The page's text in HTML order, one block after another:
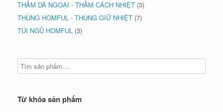
THẢM DÃ NGOẠI - THẢM CÁCH NHIỆT (3)
THÙNG HOMFUL - THÙNG GIỮ NHIỆT (7)
TÚI NGỦ HOMFUL (3)
Từ khóa sản phẩm